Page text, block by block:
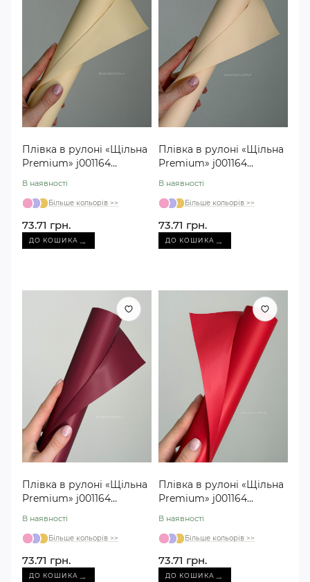
Плівка в рулоні «Щільна
Premium» j001164
В наявності
Більше кольорів >>
73.71 грн.
ДО КОШИКА →
Плівка в рулоні «Щільна
Premium» j001164
В наявності
Більше кольорів >>
73.71 грн.
ДО КОШИКА →
Плівка в рулоні «Щільна
Premium» j001164
В наявності
Більше кольорів >>
73.71 грн.
ДО КОШИКА →
Плівка в рулоні «Щільна
Premium» j001164
В наявності
Більше кольорів >>
73.71 грн.
ДО КОШИКА →